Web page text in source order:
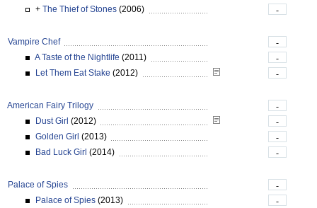
+ The Thief of Stones (2006) -
Vampire Chef
-
A Taste of the Nightlife (2011)
-
Let Them Eat Stake (2012) -
American Fairy Trilogy
-
Dust Girl (2012)
-
Golden Girl (2013)
-
Bad Luck Girl (2014) -
Palace of Spies
-
Palace of Spies (2013) -